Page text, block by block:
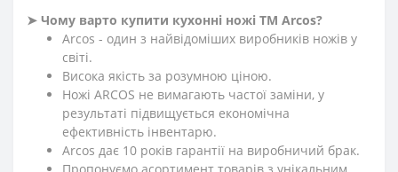
➤ Чому варто купити кухонні ножі ТМ Arcos?
Arcos - один з найвідоміших виробників ножів у
світі.
Висока якість за розумною ціною.
Ножі ARCOS не вимагають частої заміни, у
результаті підвищується економічна
ефективність інвентарю.
Arcos дає 10 років гарантії на виробничий брак.